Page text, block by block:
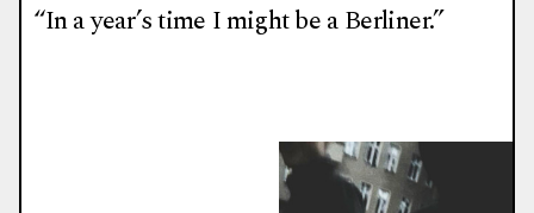
“In a year’s time I might be a Berliner.”